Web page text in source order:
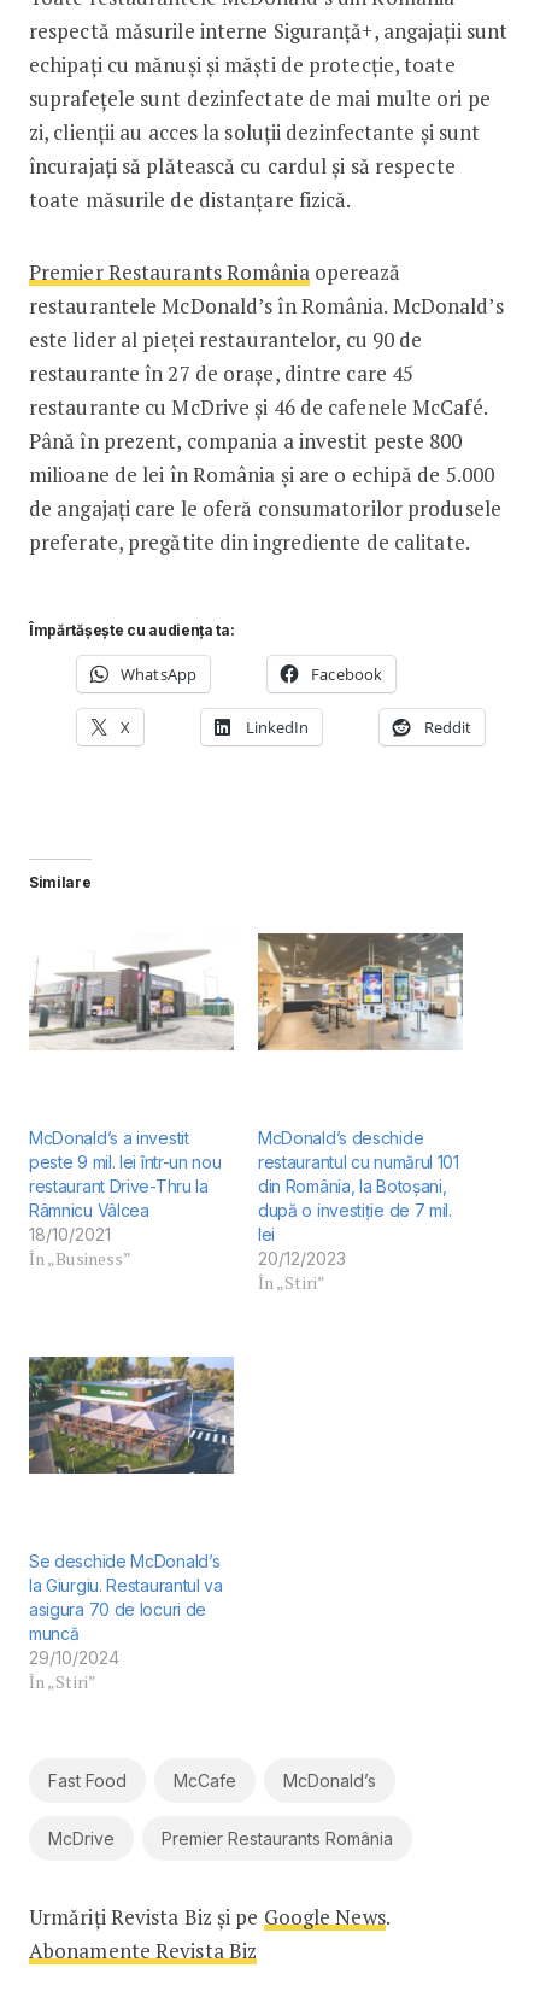
respectă măsurile interne Siguranță+, angajații sunt
echipați cu mănuși și măști de protecție, toate
suprafețele sunt dezinfectate de mai multe ori pe
zi, clienții au acces la soluții dezinfectante și sunt
încurajați să plătească cu cardul și să respecte
toate măsurile de distanțare fizică.
Premier Restaurants Româniaoperează
restaurantele McDonald’s în România. McDonald’s
este lider al pieței restaurantelor, cu 90 de
restaurante în 27 de orașe, dintre care 45
restaurante cu McDrive și 46 de cafenele McCafé.
Până în prezent, compania a investit peste 800
milioane de lei în România și are o echipă de 5.000
de angajați care le oferă consumatorilor produsele
preferate, pregătite din ingrediente de calitate.
Împărtășește cu audiența ta:
WhatsApp Facebook
X LinkedIn Reddit
Similare
McDonald’s a investit
peste 9 mil. lei într-un nou
restaurant Drive-Thru la
Râmnicu Vâlcea
18/10/2021
În „Business”
McDonald’s deschide
restaurantul cu numărul 101
din România, la Botoșani,
după o investiție de 7 mil.
lei
20/12/2023
În „Stiri”
Se deschide McDonald’s
la Giurgiu. Restaurantul va
asigura 70 de locuri de
muncă
29/10/2024
În „Stiri”
Fast Food McCafe McDonald’s
McDrive Premier Restaurants România
Urmăriți Revista Biz și pe Google News.
Abonamente Revista Biz